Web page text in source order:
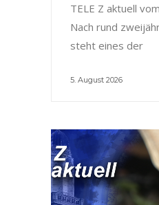
TELE Z aktuell
Nach rund
steht eines der
5. August 2026